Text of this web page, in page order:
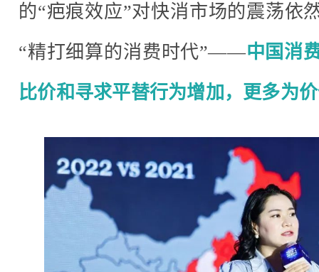
的“疤痕效应”对快消市场的震荡依
“精打细算的消费时代”——中国消
比价和寻求平替行为增加，更多为